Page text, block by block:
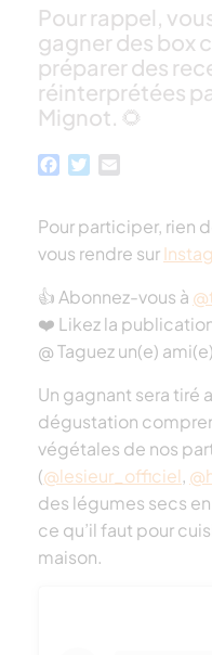
Pour rappel,
gagner des box
préparer des
réinterprétées
Mignot. 🌻
Facebook
Twitter
Pour participer, rien
vous rendre sur
👍 Abonnez-vous à
❤️ Likez la
@ Taguez un(e) ami(e)
Un gagnant sera tiré
dégustation
végétales de nos
(@lesieur_officiel,
des légumes secs
ce qu’il faut pour
maison.